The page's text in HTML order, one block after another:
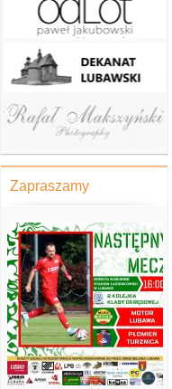
Zapraszamy